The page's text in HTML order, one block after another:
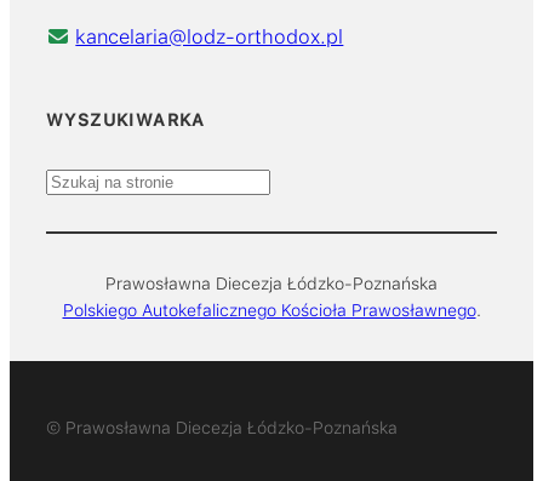
kancelaria@lodz-orthodox.pl
WYSZUKIWARKA
S
Prawosławna Diecezja Łódzko-Poznańska
Polskiego Autokefalicznego Kościoła Prawosławnego.
© Prawosławna Diecezja Łódzko-Poznańska